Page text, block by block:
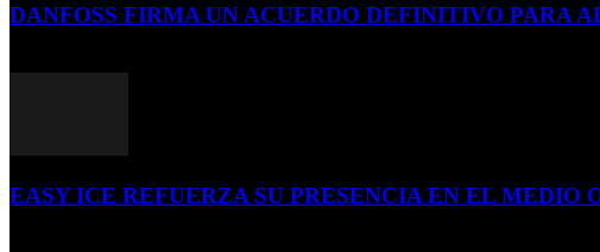
DANFOSS FIRMA UN ACUERDO DEFINITIVO PARA
EASY ICE REFUERZA SU PRESENCIA EN EL MEDIO